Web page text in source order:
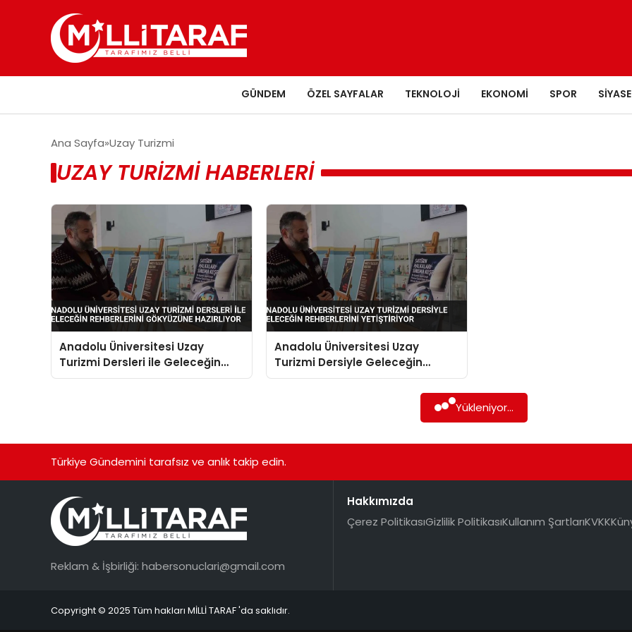
GÜNDEM ÖZEL SAYFALAR TEKNOLOJI EKONOMI SPOR
Ana Sayfa Uzay Turizmi
UZAY TURIZMI HABERLERI
Anadolu Üniversitesi Uzay
Turizmi Dersleri ile Geleceğin
Rehberlerini Gökyüzüne
Anadolu Üniversitesi Uzay
Turizmi Dersiyle Geleceğin
Rehberlerini Yetiştiriyor
Yükleniyor...
Türkiye Gündemini tarafsız ve anlık takip edin.
Reklam & İşbirliği: habersonuclari@gmail.com
Hakkımızda
Çerez PolitikasıGizlilik PolitikasıKullanım ŞartlarıKVKK
Copyright © 2025 Tüm hakları MİLLİ TARAF 'da saklıdır.